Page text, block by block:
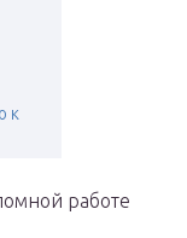
к
работе